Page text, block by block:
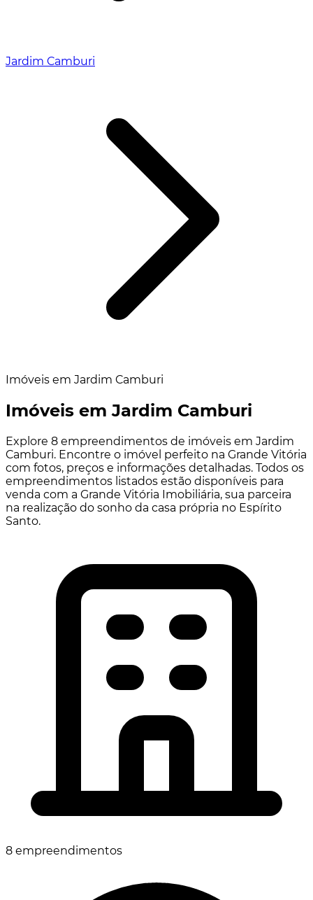
Jardim Camburi
Imóveis em Jardim Camburi
Imóveis em Jardim Camburi
Explore 8 empreendimentos de imóveis em Jardim
Camburi. Encontre o imóvel perfeito na Grande Vitória
com fotos, preços e informações detalhadas. Todos os
empreendimentos listados estão disponíveis para
venda com a Grande Vitória Imobiliária, sua parceira
na realização do sonho da casa própria no Espírito
Santo.
8 empreendimentos